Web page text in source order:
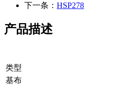
下一条： HSP278
产品描述
类型
基布